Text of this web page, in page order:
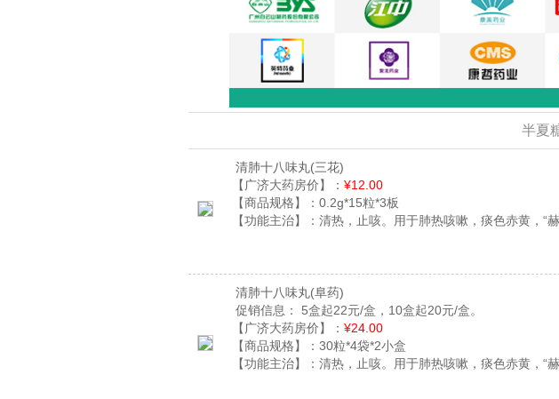
半夏
清肺十八味丸(三花)
【广济大药房价】： ¥12.00
【商品规格】： 0.2g*15粒*3板
【功能主治】： 清热，止咳。用于肺热咳嗽，痰色赤黄，“赫
清肺十八味丸(阜药)
促销信息：
5盒起22元/盒，10盒起20元/盒。
【广济大药房价】： ¥24.00
【商品规格】： 30粒*4袋*2小盒
【功能主治】： 清热，止咳。用于肺热咳嗽，痰色赤黄，“赫